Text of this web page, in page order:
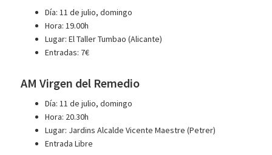
Día: 11 de julio, domingo
Hora: 19.00h
Lugar: El Taller Tumbao (Alicante)
Entradas: 7€
AM Virgen del Remedio
Día: 11 de julio, domingo
Hora: 20.30h
Lugar: Jardins Alcalde Vicente Maestre (Petrer)
Entrada Libre